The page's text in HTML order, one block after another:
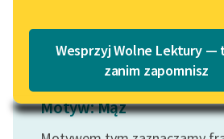
Lektury szkolne i klasyka
literatury do słuchania dla
uczennic i uczniów z
Wesprzyj Wolne Lektury —
zanim zapomnisz
Motyw: Mąż